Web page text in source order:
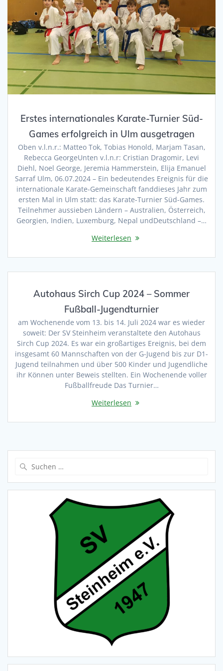
Erstes internationales Karate-Turnier Süd-
Games erfolgreich in Ulm ausgetragen
Oben v.l.n.r.: Matteo Tok, Tobias Honold, Marjam Tasan,
Rebecca GeorgeUnten v.l.n.r: Cristian Dragomir, Levi
Diehl, Noel George, Jeremia Hammerstein, Elija Emanuel
Sarraf Ulm, 06.07.2024 – Ein bedeutendes Ereignis für die
internationale Karate-Gemeinschaft fanddieses Jahr zum
ersten Mal in Ulm statt: das Karate-Turnier Süd-Games.
Teilnehmer aussieben Ländern – Australien, Österreich,
Georgien, Indien, Luxemburg, Nepal undDeutschland –…
Weiterlesen
Autohaus Sirch Cup 2024 – Sommer
Fußball-Jugendturnier
am Wochenende vom 13. bis 14. Juli 2024 war es wieder
soweit: Der SV Steinheim veranstaltete den Autohaus
Sirch Cup 2024. Es war ein großartiges Ereignis, bei dem
insgesamt 60 Mannschaften von der G-Jugend bis zur D1-
Jugend teilnahmen und über 500 Kinder und Jugendliche
ihr Können unter Beweis stellten. Ein Wochenende voller
Fußballfreude Das Turnier…
Weiterlesen